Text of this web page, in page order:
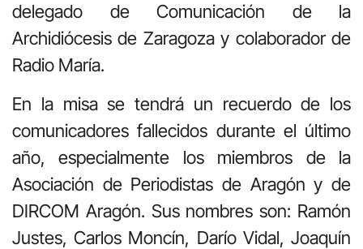
delegado de Comunicación de la
Archidiócesis de Zaragoza y colaborador de
Radio María.
En la misa se tendrá un recuerdo de los
comunicadores fallecidos durante el último
año, especialmente los miembros de la
Asociación de Periodistas de Aragón y de
DIRCOM Aragón. Sus nombres son: Ramón
Justes, Carlos Moncín, Darío Vidal, Joaquín